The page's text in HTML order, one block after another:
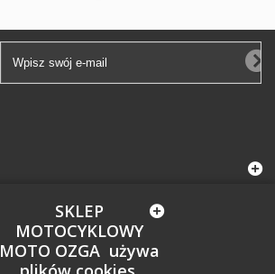
SKLEP
MOTOCYKLOWY
MOTO OZGA używa